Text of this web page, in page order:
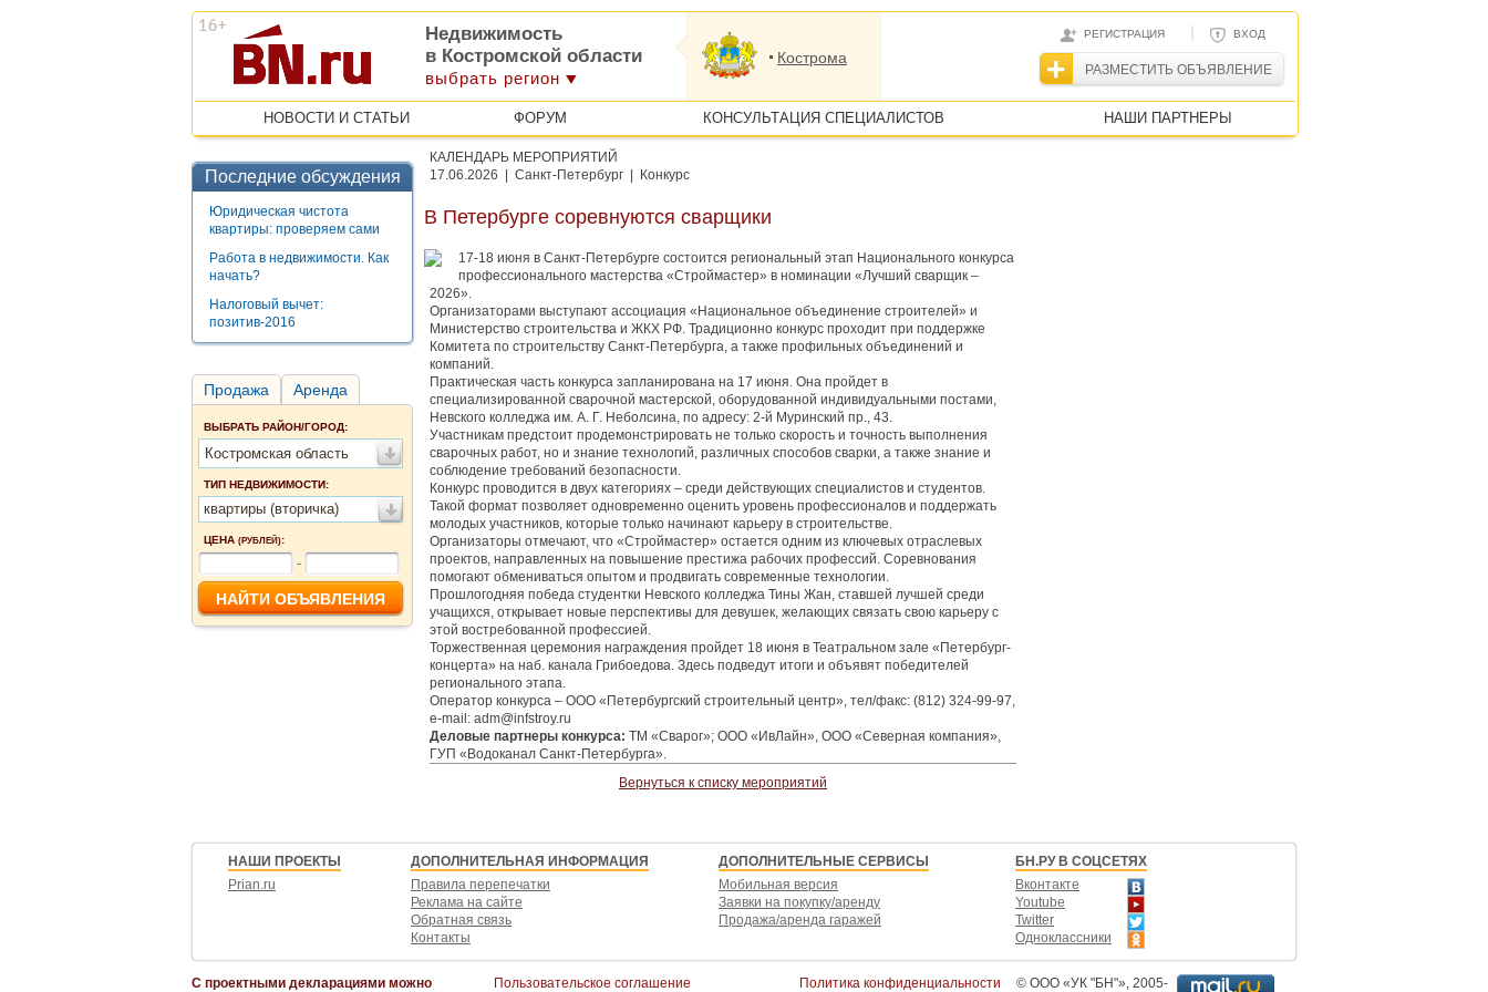
РЕГИСТРАЦИЯ | ВХОД
РАЗМЕСТИТЬ ОБЪЯВЛЕНИЕ
Недвижимость
в Костромской области
выбрать регион
Кострома
НОВОСТИ И СТАТЬИ ФОРУМ КОНСУЛЬТАЦИЯ СПЕЦИАЛИСТОВ НАШИ ПАРТНЕРЫ
Последние обсуждения
Юридическая чистота
квартиры: проверяем сами
Работа в недвижимости. Как
начать?
Налоговый вычет:
позитив-2016
Продажа Аренда
ВЫБРАТЬ РАЙОН/ГОРОД:
Костромская область
ТИП НЕДВИЖИМОСТИ:
квартиры (вторичка)
ЦЕНА (РУБЛЕЙ):
-
КАЛЕНДАРЬ МЕРОПРИЯТИЙ
17.06.2026 | Санкт-Петербург | Конкурс
В Петербурге соревнуются сварщики
17-18 июня в Санкт-Петербурге состоится региональный этап Национального конкурса
профессионального мастерства «Строймастер» в номинации «Лучший сварщик –
2026».
Организаторами выступают ассоциация «Национальное объединение строителей» и
Министерство строительства и ЖКХ РФ. Традиционно конкурс проходит при поддержке
Комитета по строительству Санкт-Петербурга, а также профильных объединений и
компаний.
Практическая часть конкурса запланирована на 17 июня. Она пройдет в
специализированной сварочной мастерской, оборудованной индивидуальными постами,
Невского колледжа им. А. Г. Неболсина, по адресу: 2-й Муринский пр., 43.
Участникам предстоит продемонстрировать не только скорость и точность выполнения
сварочных работ, но и знание технологий, различных способов сварки, а также знание и
соблюдение требований безопасности.
Конкурс проводится в двух категориях – среди действующих специалистов и студентов.
Такой формат позволяет одновременно оценить уровень профессионалов и поддержать
молодых участников, которые только начинают карьеру в строительстве.
Организаторы отмечают, что «Строймастер» остается одним из ключевых отраслевых
проектов, направленных на повышение престижа рабочих профессий. Соревнования
помогают обмениваться опытом и продвигать современные технологии.
Прошлогодняя победа студентки Невского колледжа Тины Жан, ставшей лучшей среди
учащихся, открывает новые перспективы для девушек, желающих связать свою карьеру с
этой востребованной профессией.
Торжественная церемония награждения пройдет 18 июня в Театральном зале «Петербург-
концерта» на наб. канала Грибоедова. Здесь подведут итоги и объявят победителей
регионального этапа.
Оператор конкурса – ООО «Петербургский строительный центр», тел/факс: (812) 324-99-97,
e-mail: adm@infstroy.ru
Деловые партнеры конкурса: ТМ «Сварог»; ООО «ИвЛайн», ООО «Северная компания»,
ГУП «Водоканал Санкт-Петербурга».
Вернуться к списку мероприятий
НАШИ ПРОЕКТЫ
Prian.ru
ДОПОЛНИТЕЛЬНАЯ ИНФОРМАЦИЯ
Правила перепечатки
Реклама на сайте
Обратная связь
Контакты
ДОПОЛНИТЕЛЬНЫЕ СЕРВИСЫ
Мобильная версия
Заявки на покупку/аренду
Продажа/аренда гаражей
БН.РУ В СОЦСЕТЯХ
Вконтакте
Youtube
Twitter
Одноклассники
С проектными декларациями можно Пользовательское соглашение Политика конфиденциальности © ООО «УК "БН"», 2005-